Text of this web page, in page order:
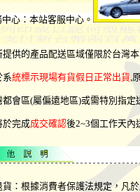
心：本站客服中心。
提供的產品配送區域僅限於台灣
系統標示現場有貨假日正常出貨,
都會區(屬偏遠地區)或需特別指
於完成成交確認後2~3個工作天內
貨：根據消費者保護法規定，凡